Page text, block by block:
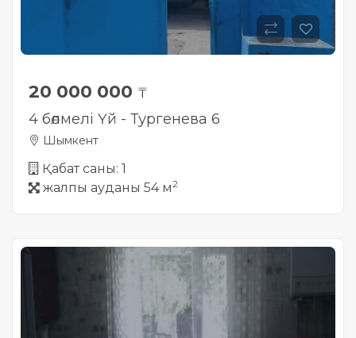
20 000 000 ₸
4 бөлмелі Үй - Тургенева 6
Шымкент
Қабат саны: 1
жалпы ауданы 54 м2